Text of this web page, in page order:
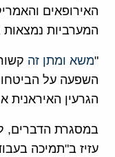
האירופאים
המערביות
"משא ומתן זה
השפעה על
הגרעין האיראנית
במסגרת הדברים,
עזיז ב"תמיכה